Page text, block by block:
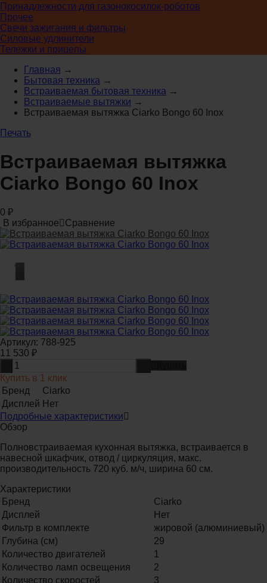
Принадлежности для газонокосилок-роботов
Прочее
Свечи зажигания и фильтры
Силовые удлинители
Тележки и прицепы
Главная →
Бытовая техника →
Встраиваемая бытовая техника →
Встраиваемые вытяжки →
Встраиваемая вытяжка Ciarko Bongo 60 Inox
Печать
Встраиваемая вытяжка
Ciarko Bongo 60 Inox
0 ₽
В избранное
Сравнение
Артикул: 788-925
11 530 ₽
Купить в 1 клик
Бренд
Ciarko
Дисплей Нет
Подробные характеристики
Обзор
Полновстраиваемая кухонная вытяжка, встраивается в
навесной шкафчик, отвод / циркуляция, макс.
производительность 720 куб. м/ч, ширина 60 см.
Характеристики
Бренд
Ciarko
Дисплей
Нет
Фильтр в комплекте
жировой (алюминиевый)
Глубина (см)
29
Количество двигателей
1
Количество ламп освещения
2
Количество скоростей
3